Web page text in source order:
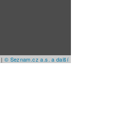
| © Seznam.cz a.s. a další